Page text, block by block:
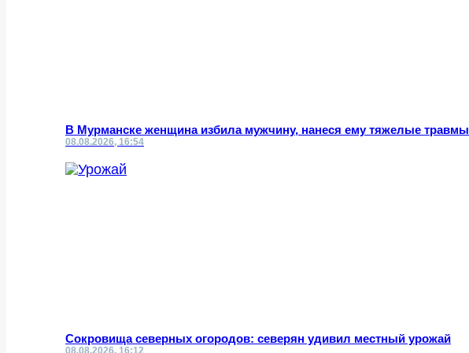
В Мурманске женщина избила мужчину, нанеся ему тяжелые травмы
08.08.2026, 16:54
Сокровища северных огородов: северян удивил местный урожай
08.08.2026, 16:12